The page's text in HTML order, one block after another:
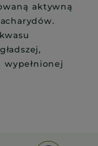
aktywną